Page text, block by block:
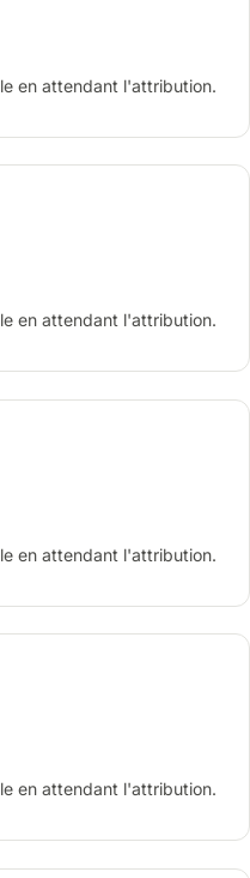
en attendant l'attribution.
en attendant l'attribution.
en attendant l'attribution.
en attendant l'attribution.